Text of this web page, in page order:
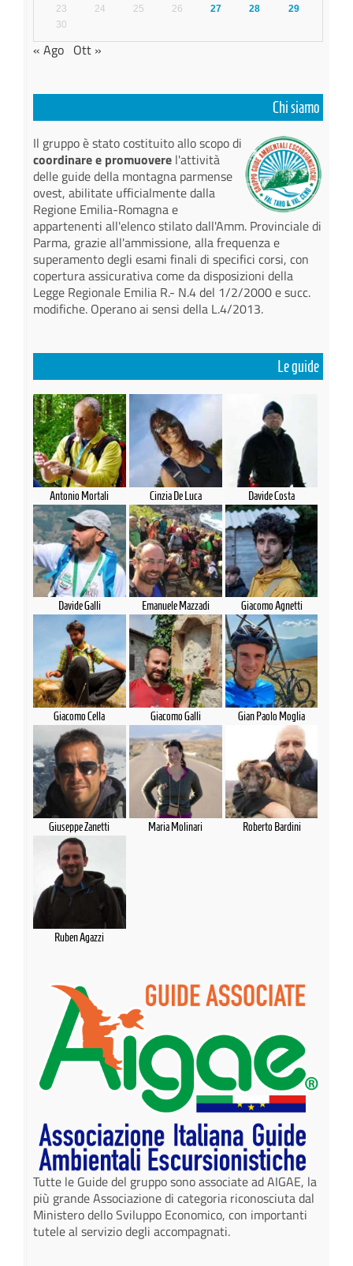
23 24 25 26 27 28
29
30
« Ago Ott »
Chi siamo
Il gruppo è stato costituito allo scopo di
coordinare e promuoverel'attività
delle guide della montagna parmense
ovest, abilitate ufficialmente dalla
Regione Emilia-Romagna e
appartenenti all'elenco stilato dall'Amm. Provinciale di
Parma, grazie all'ammissione, alla frequenza e
superamento degli esami finali di specifici corsi, con
copertura assicurativa come da disposizioni della
Legge Regionale Emilia R.- N.4 del 1/2/2000 e succ.
modifiche. Operano ai sensi della L.4/2013.
Le guide
Antonio Mortali Cinzia De Luca Davide Costa
Davide Galli Emanuele Mazzadi Giacomo Agnetti
Giacomo Cella Giacomo Galli Gian Paolo Moglia
Giuseppe Zanetti Maria Molinari Roberto Bardini
Ruben Agazzi
Tutte le Guide del gruppo sono associate ad AIGAE, la
più grande Associazione di categoria riconosciuta dal
Ministero dello Sviluppo Economico, con importanti
tutele al servizio degli accompagnati.